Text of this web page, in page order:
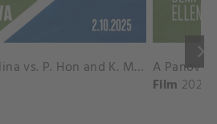
keyboard_arrow_right
A. Krunic and A. Danilina vs. P. Hon and K. Muchova Match Highlights - BEIJING_Capital Group Diamond ( October 02, 2025)
Film 2026